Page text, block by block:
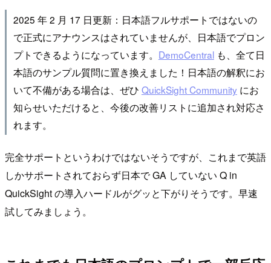
2025 年 2 月 17 日更新：日本語フルサポートではないの
で正式にアナウンスはされていませんが、日本語でプロン
プトできるようになっています。 DemoCentralも、全て日
本語のサンプル質問に置き換えました！日本語の解釈にお
いて不備がある場合は、ぜひ QuickSight Communityにお
知らせいただけると、今後の改善リストに追加され対応さ
れます。
完全サポートというわけではないそうですが、これまで英語
しかサポートされておらず日本で GA していない Q in
QuickSight の導入ハードルがグッと下がりそうです。早速
試してみましょう。